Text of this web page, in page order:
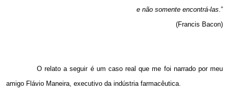
e não somente encontrá-las.”
(Francis Bacon)
O relato a seguir é um caso real que me foi narrado por meu
amigo Flávio Maneira, executivo da indústria farmacêutica.